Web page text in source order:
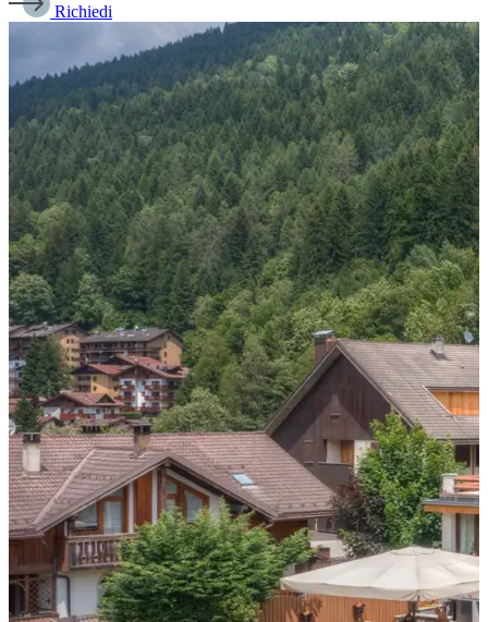
Richiedi